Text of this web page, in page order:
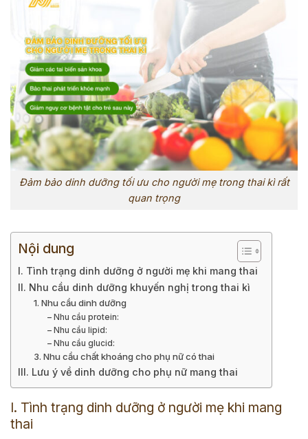
Đảm bảo dinh dưỡng tối ưu cho người mẹ trong thai kì rất
quan trọng
Nội dung
I. Tình trạng dinh dưỡng ở người mẹ khi mang thai
II. Nhu cầu dinh dưỡng khuyến nghị trong thai kì
1. Nhu cầu dinh dưỡng
– Nhu cầu protein:
– Nhu cầu lipid:
– Nhu cầu glucid:
3. Nhu cầu chất khoáng cho phụ nữ có thai
III. Lưu ý về dinh dưỡng cho phụ nữ mang thai
I. Tình trạng dinh dưỡng ở người mẹ khi mang
thai